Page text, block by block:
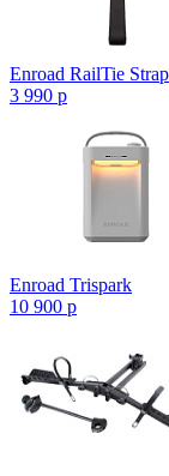
Enroad RailTie Strap
3 990 p
Enroad Trispark
10 900 p